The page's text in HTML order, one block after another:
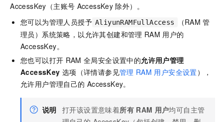
AccessKey（主账号 AccessKey 除外）。
您可以为管理人员授予 AliyunRAMFullAccess （RAM 管
理员）系统策略，以允许其创建和管理 RAM 用户的
AccessKey。
您也可以打开 RAM 全局安全设置中的允许用户管理
AccessKey 选项（详情请参见管理 RAM 用户安全设置），
允许用户管理自己的 AccessKey。
说明 打开该设置意味着所有 RAM 用户均可自主管